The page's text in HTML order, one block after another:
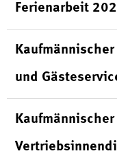
Ferienarbeit
und